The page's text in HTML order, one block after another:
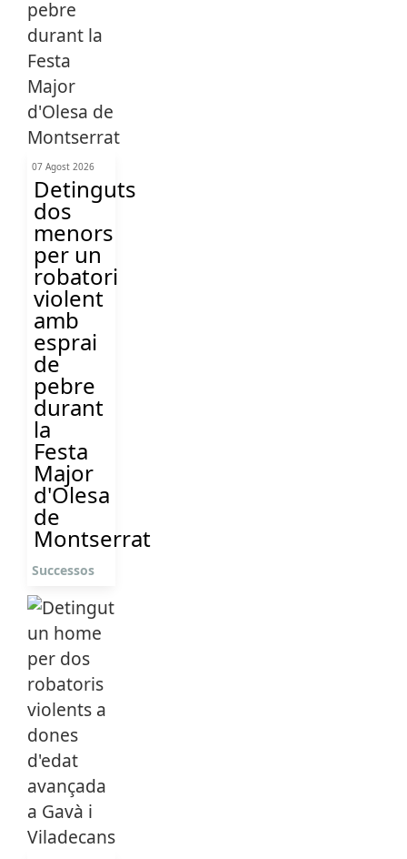
07 Agost 2026
Detinguts
dos
menors
per un
robatori
violent
amb
esprai
de
pebre
durant
la
Festa
Major
d'Olesa
de
Montserrat
Successos